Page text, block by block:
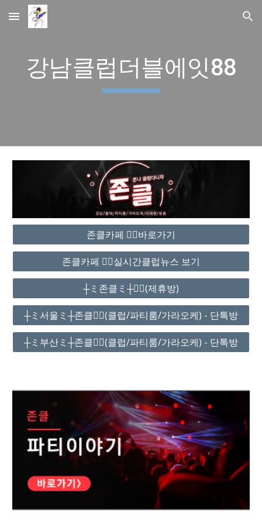
Skip to main content Skip to navigation
강남클럽더블에잇88
존클카페 ❤️‍🔥바로가기
존클카페 ❤️‍🔥실시간클럽뉴스 보기
┼ミ존클ミ┼❤️‍🔥(제휴방)
┼ミ서울ミ┼존클❤️‍🔥(클럽/파티룸/가라오케) - 단톡방
┼ミ부산ミ┼존클❤️‍🔥(클럽/파티룸/가라오케) - 단톡방